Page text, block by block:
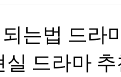
는법 드라
드라마